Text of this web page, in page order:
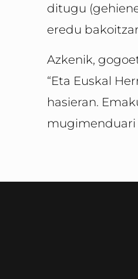
ditugu
eredu
Azkenik,
“Eta Euskal
hasieran.
mugimenduari